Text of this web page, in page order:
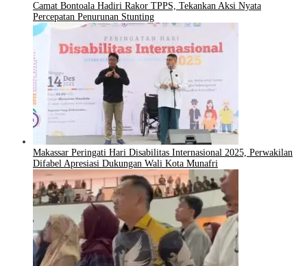
Camat Bontoala Hadiri Rakor TPPS, Tekankan Aksi Nyata
Percepatan Penurunan Stunting
Makassar Peringati Hari Disabilitas Internasional 2025, Perwakilan
Difabel Apresiasi Dukungan Wali Kota Munafri